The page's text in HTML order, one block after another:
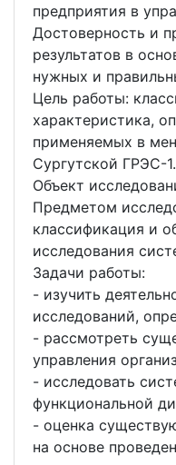
предприятия в
Достоверность и
результатов в
нужных и
Цель работы:
характеристика,
применяемых в
Сургутской ГРЭС-1.
Объект
Предметом
классификация и
исследования
Задачи работы:
- изучить
исследований,
- рассмотреть
управления
- исследовать
функциональной
- оценка
на основе